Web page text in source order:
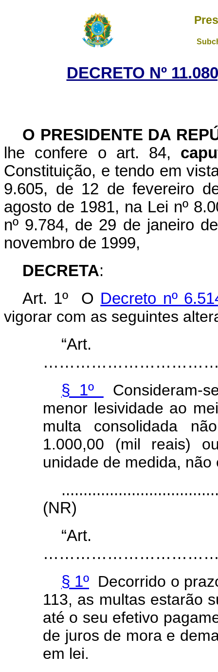
DECRETO Nº
O PRESIDENTE DA
lhe confere o art. 84,
Constituição, e tendo em
9.605, de 12 de fevereiro
agosto de 1981, na Lei nº
nº 9.784, de 29 de janeiro
novembro de 1999,
DECRETA:
Art. 1º O Decreto nº
vigorar com as seguintes
§ 1º
Consideram-
menor lesividade ao
multa consolidada
1.000,00 (mil reais)
unidade de medida,
(NR)
§ 1º Decorrido o
113, as multas estarão
até o seu efetivo
de juros de mora e
em lei.